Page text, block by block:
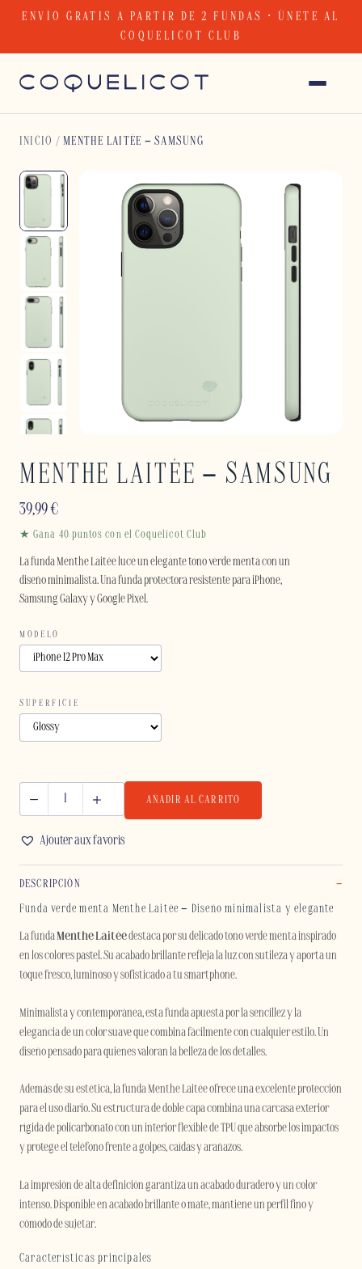
ENVÍO GRATIS A PARTIR DE 2 FUNDAS · ÚNETE AL
COQUELICOT CLUB
INICIO /MENTHE LAITÉE – SAMSUNG
MENTHE LAITÉE – SAMSUNG
39,99€
★ Gana 40 puntos con el Coquelicot Club
La funda Menthe Laitée luce un elegante tono verde menta con un
diseño minimalista. Una funda protectora resistente para iPhone,
Samsung Galaxy y Google Pixel.
MODELO
SUPERFICIE
SAMSUNG
cantidad
AÑADIR AL CARRITO
Ajouter aux favoris
DESCRIPCIÓN
Funda verde menta Menthe Laitée – Diseño minimalista y elegante
La fundaMenthe Laitéedestaca por su delicado tono verde menta inspirado
en los colores pastel. Su acabado brillante refleja la luz con sutileza y aporta un
toque fresco, luminoso y sofisticado a tu smartphone.
Minimalista y contemporánea, esta funda apuesta por la sencillez y la
elegancia de un color suave que combina fácilmente con cualquier estilo. Un
diseño pensado para quienes valoran la belleza de los detalles.
Además de su estética, la funda Menthe Laitée ofrece una excelente protección
para el uso diario. Su estructura de doble capa combina una carcasa exterior
rígida de policarbonato con un interior flexible de TPU que absorbe los impactos
y protege el teléfono frente a golpes, caídas y arañazos.
La impresión de alta definición garantiza un acabado duradero y un color
intenso. Disponible en acabado brillante o mate, mantiene un perfil fino y
cómodo de sujetar.
Características principales